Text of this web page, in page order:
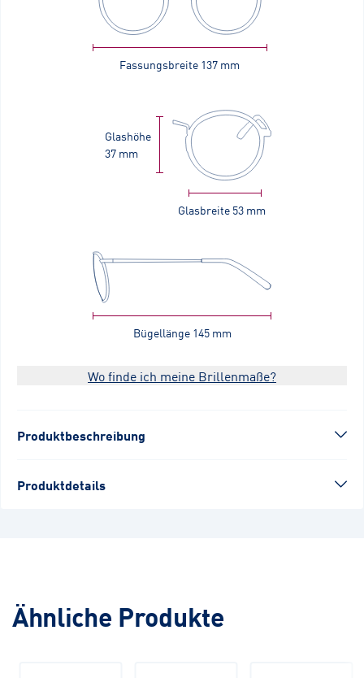
Fassungsbreite 137 mm
Glasbreite 53 mm
Glashöhe
37 mm
Bügellänge 145 mm
Wo finde ich meine Brillenmaße?
Produktbeschreibung
Produktdetails
Ähnliche Produkte